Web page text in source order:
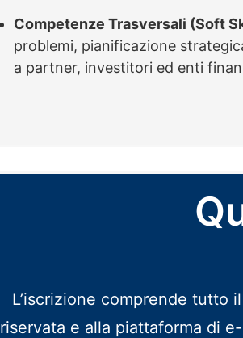
Competenze Trasversali (Soft
problemi, pianificazione
a partner, investitori ed enti
L’iscrizione comprende tutto
riservata e alla piattaforma di